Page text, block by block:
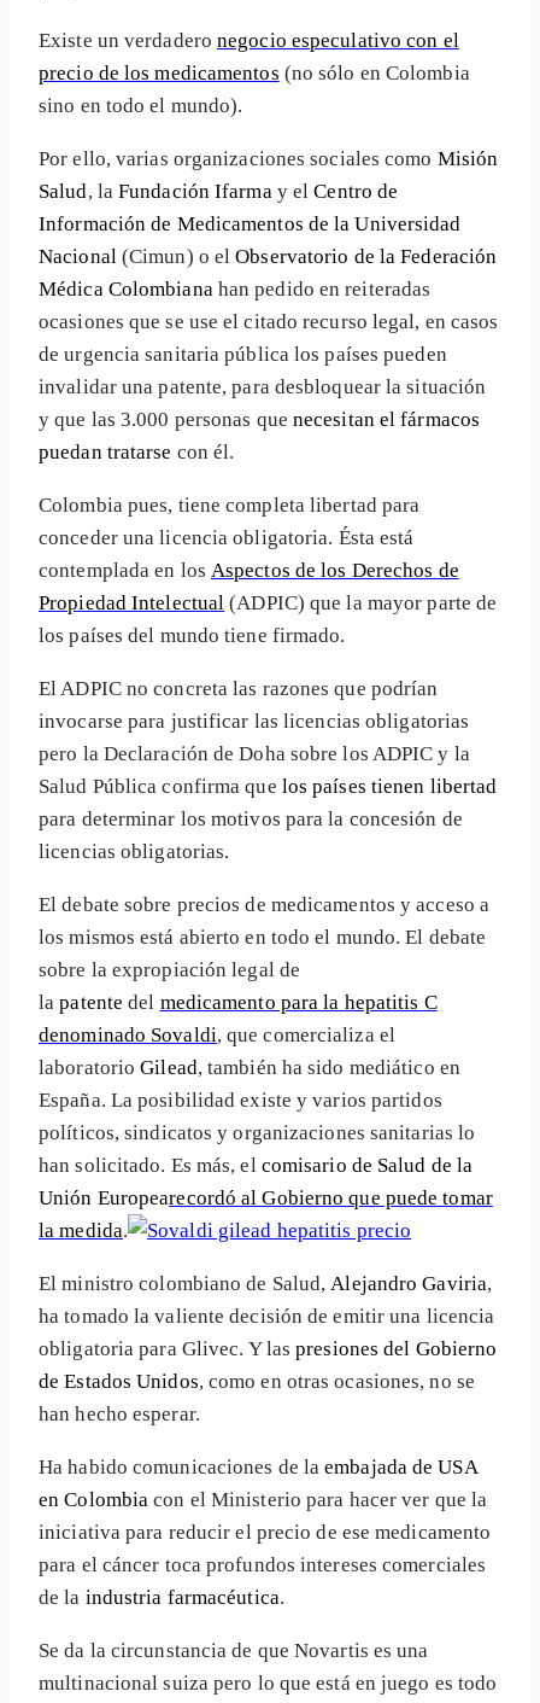
Existe un verdaderonegocio especulativo con el
precio de los medicamentos (no sólo en Colombia
sino en todo el mundo).
Por ello, varias organizaciones sociales como Misión
Salud, laFundación Ifarma y elCentro de
Información de Medicamentos de la Universidad
Nacional (Cimun) o elObservatorio de la Federación
Médica Colombiana han pedido en reiteradas
ocasiones que se use el citado recurso legal, en casos
de urgencia sanitaria pública los países pueden
invalidar una patente, para desbloquear la situación
y que las 3.000 personas que necesitan el fármacos
puedan tratarse con él.
Colombia pues, tiene completa libertad para
conceder una licencia obligatoria. Ésta está
contemplada en los Aspectos de los Derechos de
Propiedad Intelectual (ADPIC) que la mayor parte de
los países del mundo tiene firmado.
El ADPIC no concreta las razones que podrían
invocarse para justificar las licencias obligatorias
pero la Declaración de Doha sobre los ADPIC y la
Salud Pública confirma que los países tienen libertad
para determinar los motivos para la concesión de
licencias obligatorias.
El debate sobre precios de medicamentos y acceso a
los mismos está abierto en todo el mundo. El debate
sobre la expropiación legal de
lapatente del medicamento para la hepatitis C
denominado Sovaldi, que comercializa el
laboratorioGilead, también ha sido mediático en
España. La posibilidad existe y varios partidos
políticos, sindicatos y organizaciones sanitarias lo
han solicitado. Es más, el comisario de Salud de la
Unión Europearecordó al Gobierno que puede tomar
la medida.
El ministro colombiano de Salud, Alejandro Gaviria,
ha tomado la valiente decisión de emitir una licencia
obligatoria para Glivec. Y laspresiones del Gobierno
de Estados Unidos, como en otras ocasiones, no se
han hecho esperar.
Ha habido comunicaciones de laembajada de USA
en Colombia con el Ministerio para hacer ver que la
iniciativa para reducir el precio de ese medicamento
para el cáncer toca profundos intereses comerciales
de la industria farmacéutica.
Se da la circunstancia de que Novartis es una
multinacional suiza pero lo que está en juego es todo